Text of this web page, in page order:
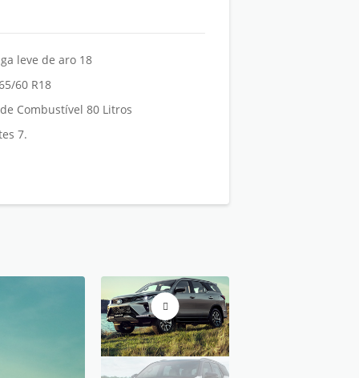
leve de aro 18
60 R18
Combustível 80 Litros
7.